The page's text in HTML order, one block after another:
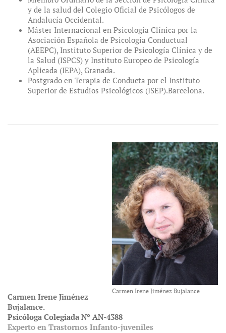
y de la salud del Colegio Oficial de Psicólogos de
Andalucía Occidental.
Máster Internacional en Psicología Clínica por la
Asociación Española de Psicología Conductual
(AEEPC), Instituto Superior de Psicología Clínica y de
la Salud (ISPCS) y Instituto Europeo de Psicología
Aplicada (IEPA), Granada.
Postgrado en Terapia de Conducta por el Instituto
Superior de Estudios Psicológicos (ISEP).Barcelona.
Carmen Irene Jiménez Bujalance
Carmen Irene Jiménez
Bujalance.
Psicóloga Colegiada Nº AN-4388
Experto en Trastornos Infanto-juveniles